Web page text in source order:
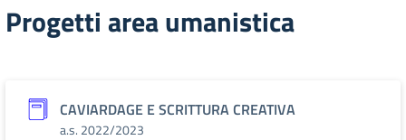
Progetti area umanistica
CAVIARDAGE E SCRITTURA CREATIVA
a.s. 2022/2023